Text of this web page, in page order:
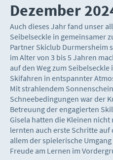
Dezember
Auch dieses Jahr fand unser
Seibelseckle in gemeinsamer
Partner Skiclub Durmersheim
im Alter von 3 bis 5 Jahren
auf den Weg zum
Skifahren in entspannter
Mit strahlendem
Schneebedingungen war der
Betreuung der engagierten
Gisela hatten die Kleinen
lernten auch erste Schritte
allem der spielerische
Freude am Lernen im